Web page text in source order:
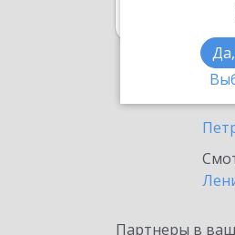
в
Партнеры в